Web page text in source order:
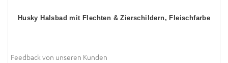
Husky Halsbad mit Flechten & Zierschildern, Fleischfarbe
Feedback von unseren Kunden